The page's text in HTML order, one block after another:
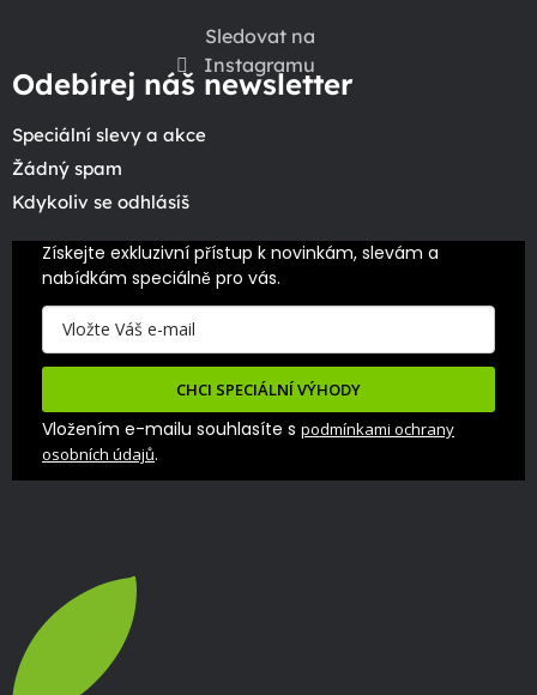
Sledovat na
Instagramu
Odebírej náš newsletter
Speciální slevy a akce
Žádný spam
Kdykoliv se odhlásíš
Získejte exkluzivní přístup k novinkám, slevám a
nabídkám speciálně pro vás.
CHCI SPECIÁLNÍ VÝHODY
Vložením e-mailu souhlasíte s podmínkami ochrany
osobních údajů.